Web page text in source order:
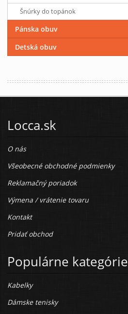
Šnúrky do topánok
Pánska obuv
Detská obuv
Locca.sk
O nás
Všeobecné obchodné podmienky
Reklamačný poriadok
Výmena / vrátenie tovaru
Kontakt
Pridať obchod
Populárne kategórie
Kabelky
Dámske tenisky